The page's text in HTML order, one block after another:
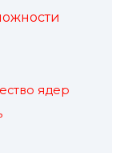
ядер